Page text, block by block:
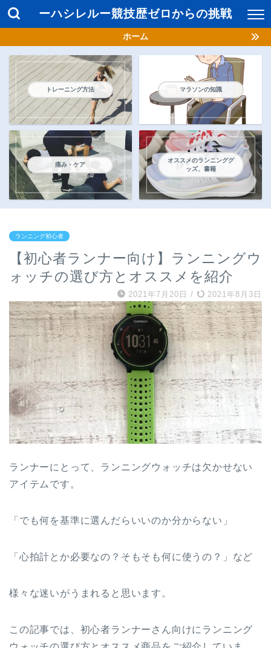
ーハシレルー競技歴ゼロからの挑戦
ホーム
トレーニング方法 マラソンの知識
痛み・ケア
オススメのランニンググ
ッズ、書籍
ランニング初心者
【初心者ランナー向け】ランニングウ
ォッチの選び方とオススメを紹介
2021年7月20日 / 2021年8月3日
ランナーにとって、ランニングウォッチは欠かせない
アイテムです。
「でも何を基準に選んだらいいのか分からない」
「心拍計とか必要なの？そもそも何に使うの？」など
様々な迷いがうまれると思います。
この記事では、初心者ランナーさん向けにランニング